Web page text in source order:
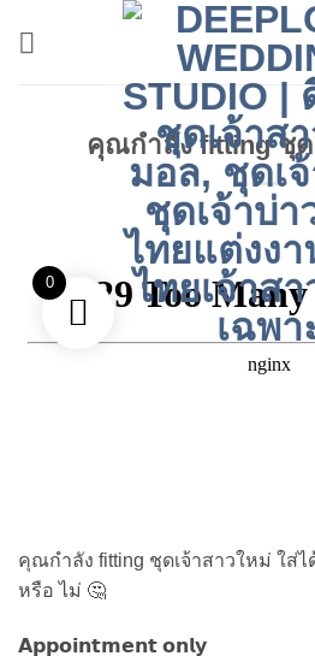
คุณกำลัง fitting ชุด
คุณกำลัง fitting ชุดเจ้าสาวใหม่ ใส่
หรือ ไม่ 🤔
𝗔𝗽𝗽𝗼𝗶𝗻𝘁𝗺𝗲𝗻𝘁 𝗼𝗻𝗹𝘆
0